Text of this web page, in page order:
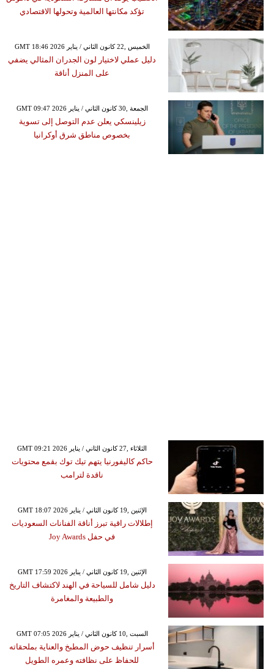
تؤكد مكانتها العالمية وتحولها الاقتصادي
GMT 18:46 2026 الخميس ,22 كانون الثاني / يناير
دليل عملي لاختيار لون الجدران المثالي يضفي
على المنزل أناقة
GMT 09:47 2026 الجمعة ,30 كانون الثاني / يناير
زيلينسكي يعلن عدم التوصل إلى تسوية
بخصوص مناطق شرق أوكرانيا
GMT 09:21 2026 الثلاثاء ,27 كانون الثاني / يناير
حاكم كاليفورنيا يتهم تيك توك بقمع محتويات
ناقدة لترامب
GMT 18:07 2026 الإثنين ,19 كانون الثاني / يناير
إطلالات راقية تبرز أناقة الفنانات السعوديات
في حفل Joy Awards
GMT 17:59 2026 الإثنين ,19 كانون الثاني / يناير
دليل شامل للسياحة في الهند لاكتشاف التاريخ
والطبيعة والمغامرة
GMT 07:05 2026 السبت ,10 كانون الثاني / يناير
أسرار تنظيف حوض المطبخ والعناية بملحقاته
للحفاظ على نظافته وعمره الطويل